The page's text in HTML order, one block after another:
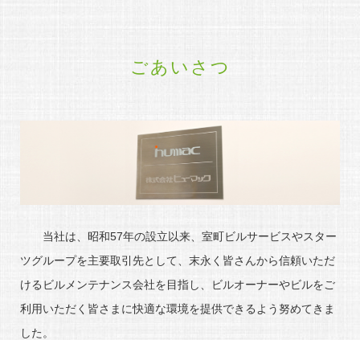
ごあいさつ
当社は、昭和57年の設立以来、室町ビルサービスやスター
ツグループを主要取引先として、末永く皆さんから信頼いただ
けるビルメンテナンス会社を目指し、ビルオーナーやビルをご
利用いただく皆さまに快適な環境を提供できるよう努めてきま
した。